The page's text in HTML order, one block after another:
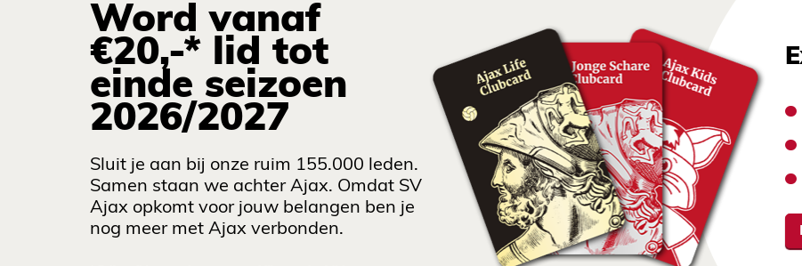
Word vanaf
€20,-* lid tot
einde seizoen
2026/2027
Sluit je aan bij onze ruim 155.000 leden.
Samen staan we achter Ajax. Omdat SV
Ajax opkomt voor jouw belangen ben je
nog meer met Ajax verbonden.